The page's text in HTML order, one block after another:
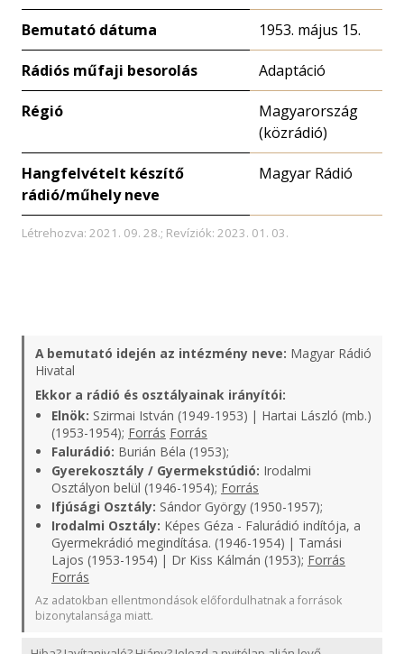
Bemutató dátuma 1953. május 15.
Rádiós műfaji besorolás Adaptáció
Régió
Magyarország
(közrádió)
Hangfelvételt készítő
rádió/műhely neve
Magyar Rádió
Létrehozva: 2021. 09. 28.; Revíziók: 2023. 01. 03.
A bemutató idején az intézmény neve: Magyar Rádió
Hivatal
Ekkor a rádió és osztályainak irányítói:
Elnök: Szirmai István (1949-1953) | Hartai László (mb.)
(1953-1954); Forrás Forrás
Falurádió: Burián Béla (1953);
Gyerekosztály / Gyermekstúdió: Irodalmi
Osztályon belül (1946-1954); Forrás
Ifjúsági Osztály: Sándor György (1950-1957);
Irodalmi Osztály: Képes Géza - Falurádió indítója, a
Gyermekrádió megindítása. (1946-1954) | Tamási
Lajos (1953-1954) | Dr Kiss Kálmán (1953); Forrás
Forrás
Az adatokban ellentmondások előfordulhatnak a források
bizonytalansága miatt.